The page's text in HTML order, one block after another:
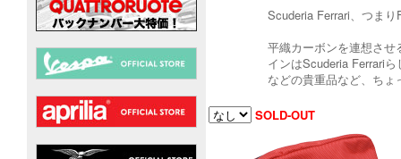
Scuderia Ferrari、つま
平織カーボンを連想さ
インはScuderia Ferrari
などの貴重品など、ち
SOLD-OUT